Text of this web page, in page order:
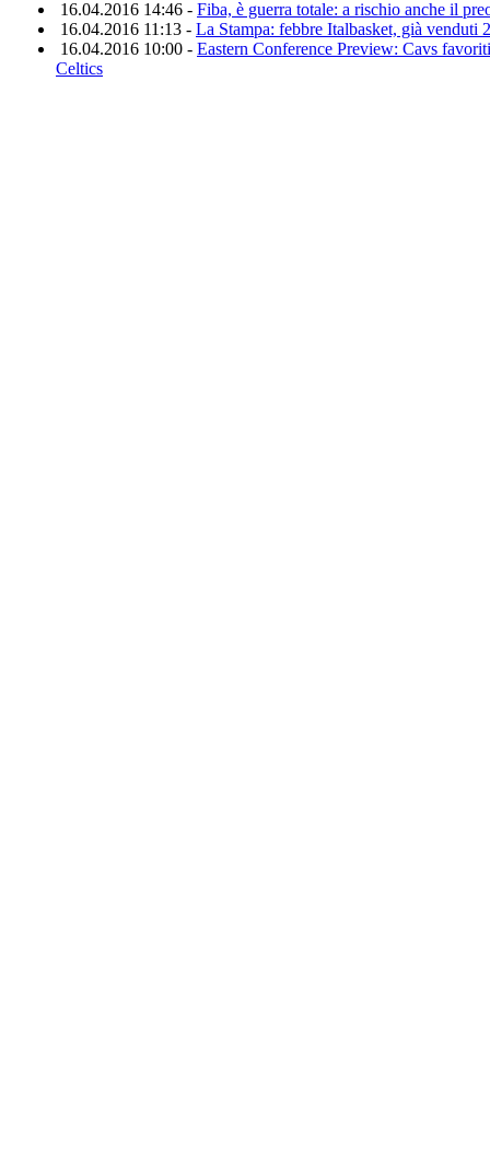
16.04.2016 14:46 - Fiba, è guerra totale: a rischio anche il
16.04.2016 11:13 - La Stampa: febbre Italbasket, già venduti
16.04.2016 10:00 - Eastern Conference Preview: Cavs
Celtics